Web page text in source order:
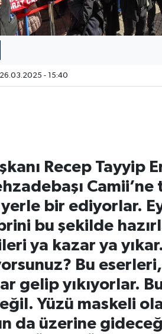
26.03.2025 - 15:40
Recep Tayyip
yerle bir ediyorlar.
bu şekilde
ya kazar ya
Bu
gelip yıkıyorlar.
Yüzü maskeli
da üzerine